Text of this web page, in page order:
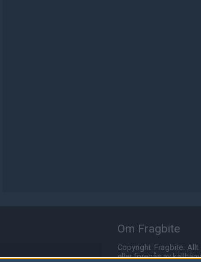
Om Fragbite
Copyright Fragbite.
eller föregås av